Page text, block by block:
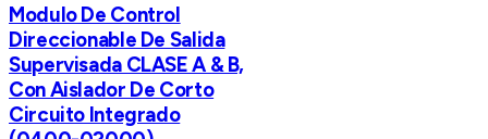
Modulo De Control
Direccionable De Salida
Supervisada CLASE A & B,
Con Aislador De Corto
Circuito Integrado